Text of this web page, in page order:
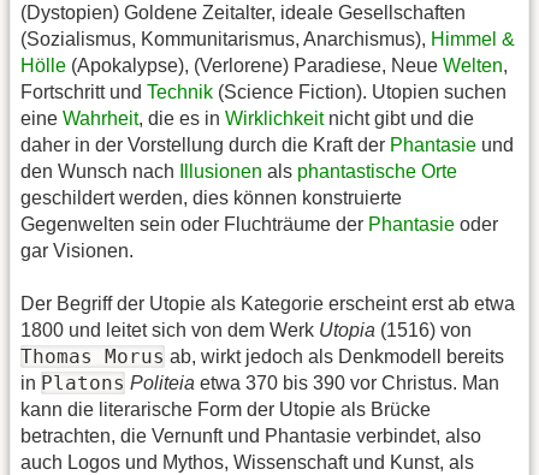
(Dystopien) Goldene Zeitalter, ideale Gesellschaften
(Sozialismus, Kommunitarismus, Anarchismus), Himmel &
Hölle (Apokalypse), (Verlorene) Paradiese, Neue Welten,
Fortschritt und Technik (Science Fiction). Utopien suchen
eine Wahrheit, die es in Wirklichkeitnicht gibt und die
daher in der Vorstellung durch die Kraft der Phantasie und
den Wunsch nach
Illusionen als phantastische Orte
geschildert werden, dies können konstruierte
Gegenwelten sein oder Fluchträume der Phantasie oder
gar Visionen.
Der Begriff der Utopie als Kategorie erscheint erst ab etwa
1800 und leitet sich von dem Werk Utopia (1516) von
Thomas Morus ab, wirkt jedoch als Denkmodell bereits
in Platons Politeia etwa 370 bis 390 vor Christus. Man
kann die literarische Form der Utopie als Brücke
betrachten, die Vernunft und Phantasie verbindet, also
auch Logos und Mythos, Wissenschaft und Kunst, als